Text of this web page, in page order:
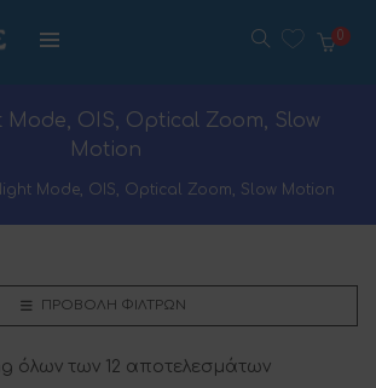
Mode, OIS, Optical Zoom, Slow
Motion
Mode, OIS, Optical Zoom, Slow Motion
ΠΡΟΒΟΛΉ ΦΊΛΤΡΩΝ
όλων των 12 αποτελεσμάτων